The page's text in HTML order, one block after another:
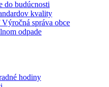
do budúcnosti
kvality
správa obce
odpade
hodiny